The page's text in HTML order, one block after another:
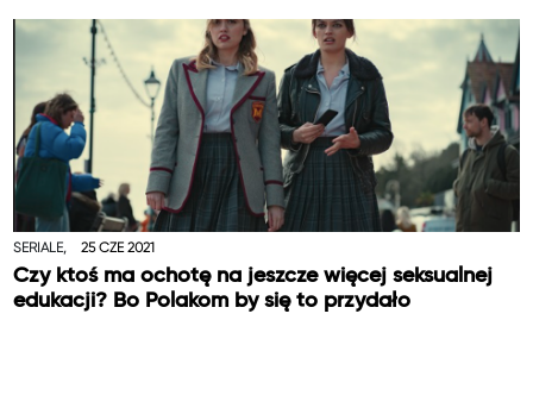
SERIALE, 25 CZE 2021
Czy ktoś ma ochotę na jeszcze więcej seksualnej
edukacji? Bo Polakom by się to przydało